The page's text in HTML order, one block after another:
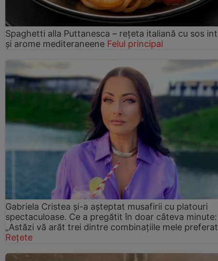
Spaghetti alla Puttanesca – rețeta italiană cu sos
și arome mediteraneene Felul principal
Gabriela Cristea și-a așteptat musafirii cu platouri
spectaculoase. Ce a pregătit în doar câteva minute:
„Astăzi vă arăt trei dintre combinațiile mele
Rețete